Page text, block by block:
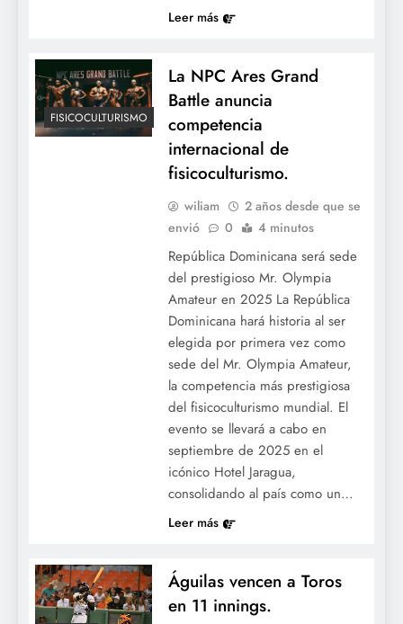
Leer más
FISICOCULTURISMO
La NPC Ares Grand
Battle anuncia
competencia
internacional de
fisicoculturismo.
wiliam
2 años desde que se
envió
0 4 minutos
República Dominicana será sede
del prestigioso Mr. Olympia
Amateur en 2025 La República
Dominicana hará historia al ser
elegida por primera vez como
sede del Mr. Olympia Amateur,
la competencia más prestigiosa
del fisicoculturismo mundial. El
evento se llevará a cabo en
septiembre de 2025 en el
icónico Hotel Jaragua,
consolidando al país como un…
Leer más
Águilas vencen a Toros
en 11 innings.